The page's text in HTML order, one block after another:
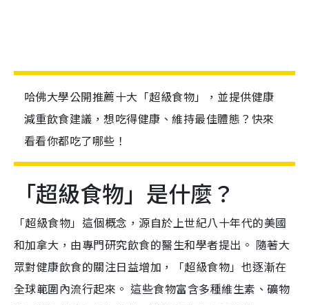
哈佛大學公開推薦十大「超級食物」，並提供健康
減重飲食建議，想吃得健康、維持最佳體態？快來
看看你都吃了哪些！
「超級食物」是什麼？
「超級食物」這個概念，源自於上世紀八十年代的美國
和加拿大，由專門研究飲食的醫生和學者提出。 隨著大
眾對健康飲食的關注日益增加，「超級食物」也逐漸在
全球範圍內流行起來。 這些食物富含多種維生素、礦物